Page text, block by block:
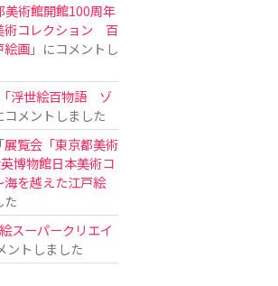
美術館開館100周年
コレクション 百
絵画」にコメントし
浮世絵百物語 ゾ
コメントしました
展覧会「東京都美術
博物館日本美術コ
を越えた江戸絵
た
スーパークリエイ
ントしました